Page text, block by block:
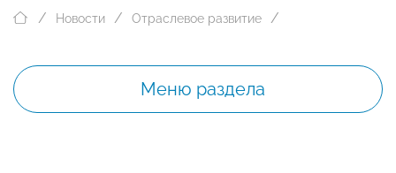
Новости Отраслевое развитие
Меню раздела